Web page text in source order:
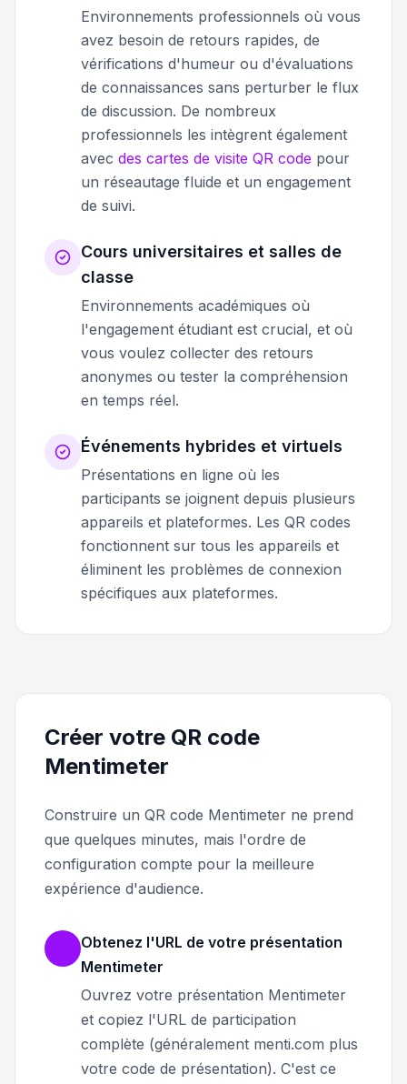
Environnements professionnels où vous
avez besoin de retours rapides, de
vérifications d'humeur ou d'évaluations
de connaissances sans perturber le flux
de discussion. De nombreux
professionnels les intègrent également
avec des cartes de visite QR code pour
un réseautage fluide et un engagement
de suivi.
Cours universitaires et salles de
classe
Environnements académiques où
l'engagement étudiant est crucial, et où
vous voulez collecter des retours
anonymes ou tester la compréhension
en temps réel.
Événements hybrides et virtuels
Présentations en ligne où les
participants se joignent depuis plusieurs
appareils et plateformes. Les QR codes
fonctionnent sur tous les appareils et
éliminent les problèmes de connexion
spécifiques aux plateformes.
Créer votre QR code
Mentimeter
Construire un QR code Mentimeter ne prend
que quelques minutes, mais l'ordre de
configuration compte pour la meilleure
expérience d'audience.
Obtenez l'URL de votre présentation
Mentimeter
Ouvrez votre présentation Mentimeter
et copiez l'URL de participation
complète (généralement menti.com plus
votre code de présentation). C'est ce